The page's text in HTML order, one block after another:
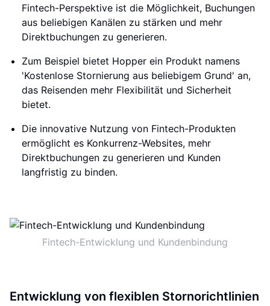
Fintech-Perspektive ist die Möglichkeit, Buchungen
aus beliebigen Kanälen zu stärken und mehr
Direktbuchungen zu generieren.
Zum Beispiel bietet Hopper ein Produkt namens
'Kostenlose Stornierung aus beliebigem Grund' an,
das Reisenden mehr Flexibilität und Sicherheit
bietet.
Die innovative Nutzung von Fintech-Produkten
ermöglicht es Konkurrenz-Websites, mehr
Direktbuchungen zu generieren und Kunden
langfristig zu binden.
Fintech-Entwicklung und Kundenbindung
Entwicklung von flexiblen Stornorichtlinien